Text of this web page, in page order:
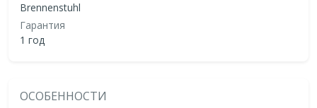
Brennenstuhl
Гарантия
1 год
ОСОБЕННОСТИ